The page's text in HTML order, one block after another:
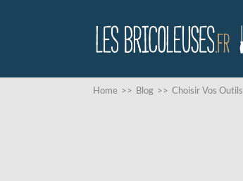
Home >> Blog >> Choisir Vos Outils